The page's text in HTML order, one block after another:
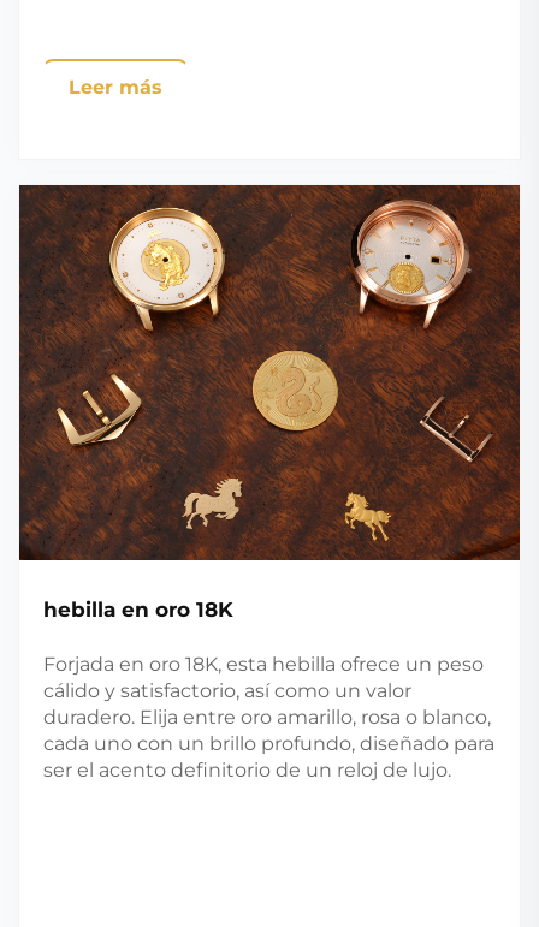
Leer más
hebilla en oro 18K
Forjada en oro 18K, esta hebilla ofrece un peso
cálido y satisfactorio, así como un valor
duradero. Elija entre oro amarillo, rosa o blanco,
cada uno con un brillo profundo, diseñado para
ser el acento definitorio de un reloj de lujo.